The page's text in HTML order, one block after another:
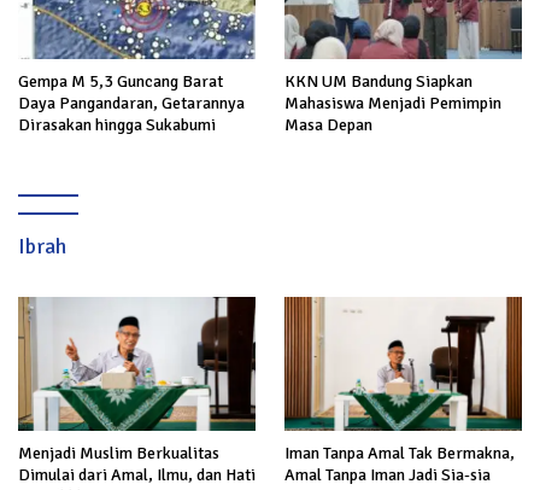
Gempa M 5,3 Guncang Barat
Daya Pangandaran, Getarannya
Dirasakan hingga Sukabumi
KKN UM Bandung Siapkan
Mahasiswa Menjadi Pemimpin
Masa Depan
Ibrah
Menjadi Muslim Berkualitas
Dimulai dari Amal, Ilmu, dan Hati
Iman Tanpa Amal Tak Bermakna,
Amal Tanpa Iman Jadi Sia-sia